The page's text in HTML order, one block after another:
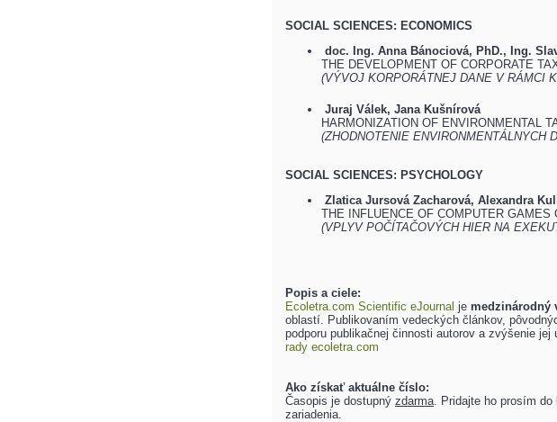
SOCIAL SCIENCES: ECONOMICS
doc. Ing. Anna Bánociová, PhD., Ing.
THE DEVELOPMENT OF CORPORATE
(VÝVOJ KORPORÁTNEJ DANE V RÁMCI
Juraj Válek, Jana Kušnírová
HARMONIZATION OF ENVIRONMENTAL
(ZHODNOTENIE ENVIRONMENTÁLNYCH
SOCIAL SCIENCES: PSYCHOLOGY
Zlatica Jursová Zacharová, Alexandra
THE INFLUENCE OF COMPUTER
(VPLYV POČÍTAČOVÝCH HIER NA
Popis a ciele:
Ecoletra.com Scientific eJournal je medzinárodný
oblastí. Publikovaním vedeckých článkov,
podporu publikačnej činnosti autorov a zvýšenie
rady ecoletra.com
Ako získať aktuálne číslo:
Časopis je dostupný zdarma . Pridajte ho prosím
zariadenia.